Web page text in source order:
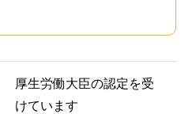
厚生労働大臣の認定を受
けています